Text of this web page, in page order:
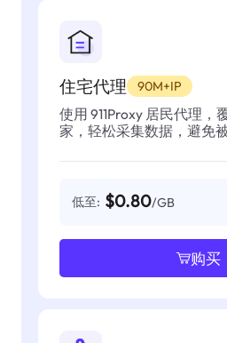
住宅代理 90M+IP
使用 911Proxy 居民代理，
家，轻松采集数据，避免被
低至: $0.80/GB
购买